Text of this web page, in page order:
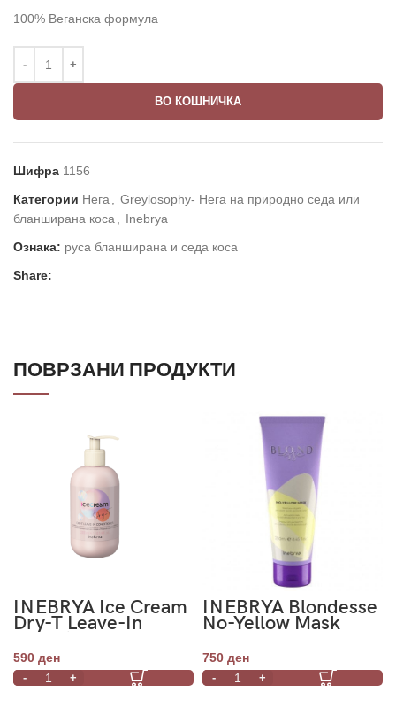
100% Веганска формула
ВО КОШНИЧКА
Шифра 1156
Категории Нега
Greylosophy- Нега на природно седа или
бланширана коса
Inebrya
Ознака: руса бланширана и седа коса
Share:
ПОВРЗАНИ ПРОДУКТИ
INEBRYA Ice Cream
Dry-T Leave-In
Conditioner 300ml
590 ден
INEBRYA Blondesse
No-Yellow Mask
750 ден